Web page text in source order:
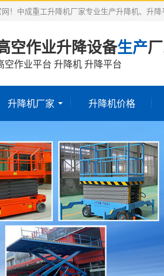
！中成重工升降机厂家专业生产升降机、升
空作业升降设备生产
空作业平台 升降机 升降平台
升降机厂家 升降机价格